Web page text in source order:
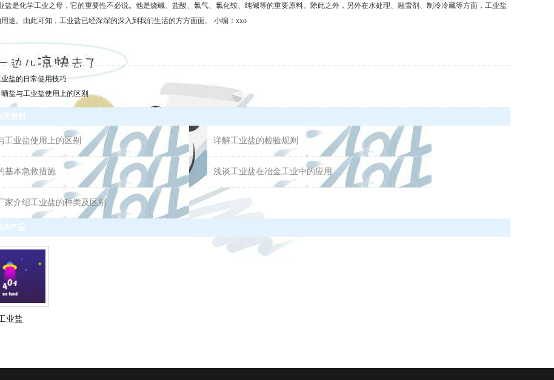
是化学工业之母，它的重要性不必说。他是烧碱、盐酸、氯气、氯化铵、纯碱等的重要原料。除此之外，另外在水处理、融雪剂、制冷冷藏等方面，工业盐
途。由此可知，工业盐已经深深的深入到我们生活的方方面面。 小编：xxo
盐的日常使用技巧
晒盐与工业盐使用上的区别
关资料
工业盐使用上的区别 详解工业盐的检验规则
基本急救措施 浅谈工业盐在冶金工业中的应用
家介绍工业盐的种类及区别
关产品
业盐